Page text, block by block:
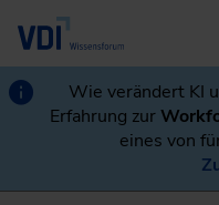
Wie verändert KI
Erfahrung zur
eines von